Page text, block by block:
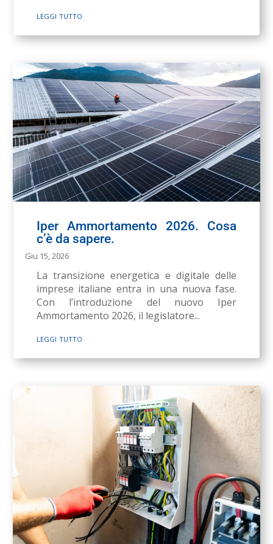
leggi tutto
Iper Ammortamento 2026. Cosa
c’è da sapere.
Giu 15, 2026
La transizione energetica e digitale delle
imprese italiane entra in una nuova fase.
Con l’introduzione del nuovo Iper
Ammortamento 2026, il legislatore...
leggi tutto